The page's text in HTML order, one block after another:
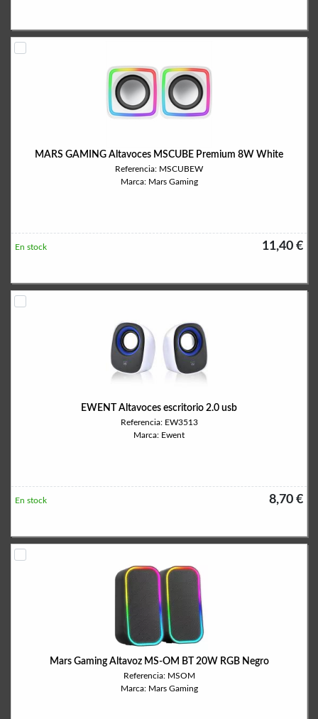
MARS GAMING Altavoces MSCUBE Premium 8W White
Referencia: MSCUBEW
Marca: Mars Gaming
11,40 €
En stock
EWENT Altavoces escritorio 2.0 usb
Referencia: EW3513
Marca: Ewent
8,70 €
En stock
Mars Gaming Altavoz MS-OM BT 20W RGB Negro
Referencia: MSOM
Marca: Mars Gaming